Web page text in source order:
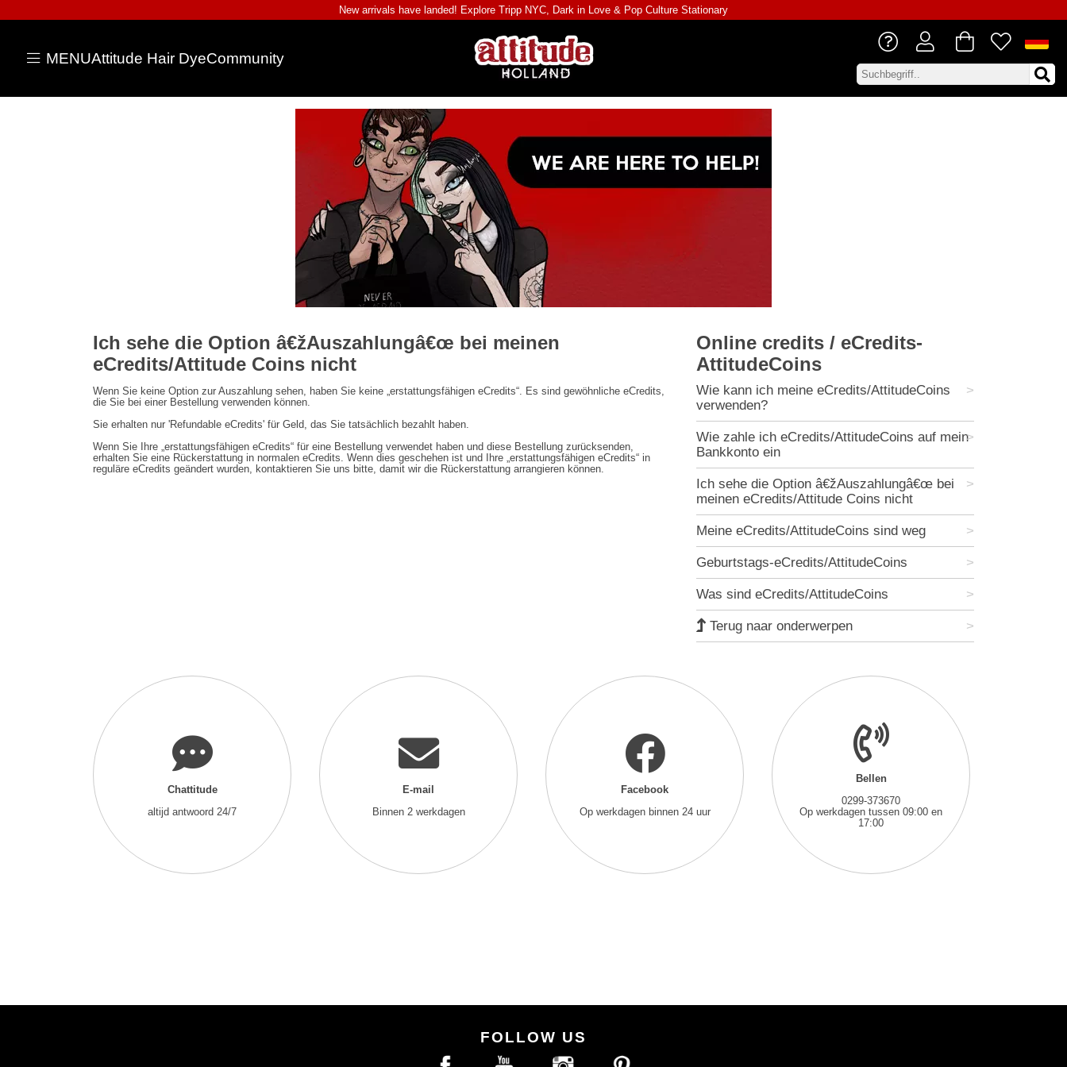
New arrivals have landed! Explore Tripp NYC, Dark in Love & Pop Culture Stationary
MENUAttitude Hair DyeCommunity
Ich sehe die Option â€žAuszahlungâ€œ bei meinen
eCredits/Attitude Coins nicht
Wenn Sie keine Option zur Auszahlung sehen, haben Sie keine „erstattungsfähigen eCredits“. Es sind gewöhnliche eCredits,
die Sie bei einer Bestellung verwenden können.
Sie erhalten nur 'Refundable eCredits' für Geld, das Sie tatsächlich bezahlt haben.
Wenn Sie Ihre „erstattungsfähigen eCredits“ für eine Bestellung verwendet haben und diese Bestellung zurücksenden,
erhalten Sie eine Rückerstattung in normalen eCredits. Wenn dies geschehen ist und Ihre „erstattungsfähigen eCredits“ in
reguläre eCredits geändert wurden, kontaktieren Sie uns bitte, damit wir die Rückerstattung arrangieren können.
Online credits / eCredits-
AttitudeCoins
Wie kann ich meine eCredits/AttitudeCoins
verwenden?
Wie zahle ich eCredits/AttitudeCoins auf mein
Bankkonto ein
Ich sehe die Option â€žAuszahlungâ€œ bei
meinen eCredits/Attitude Coins nicht
Meine eCredits/AttitudeCoins sind weg
Geburtstags-eCredits/AttitudeCoins
Was sind eCredits/AttitudeCoins
Terug naar onderwerpen
Chattitude
altijd antwoord 24/7
E-mail
Binnen 2 werkdagen
Facebook
Op werkdagen binnen 24 uur
Bellen
0299-373670
Op werkdagen tussen 09:00 en
17:00
FOLLOW US